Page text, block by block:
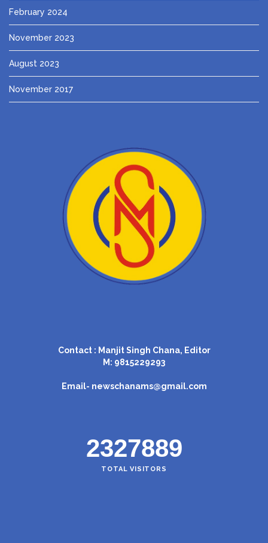
February 2024
November 2023
August 2023
November 2017
Contact : Manjit Singh Chana, Editor
M: 9815229293
Email- newschanams@gmail.com
2327889
TOTAL VISITORS